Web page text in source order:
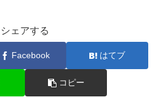
シェアする
Facebook はてブ
コピー